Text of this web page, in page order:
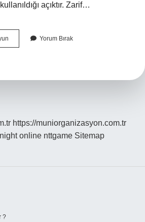
açıktır. Zarif…
Zarif
Yorum Bırak
https://muniorganizasyon.com.tr
online nttgame Sitemap
?